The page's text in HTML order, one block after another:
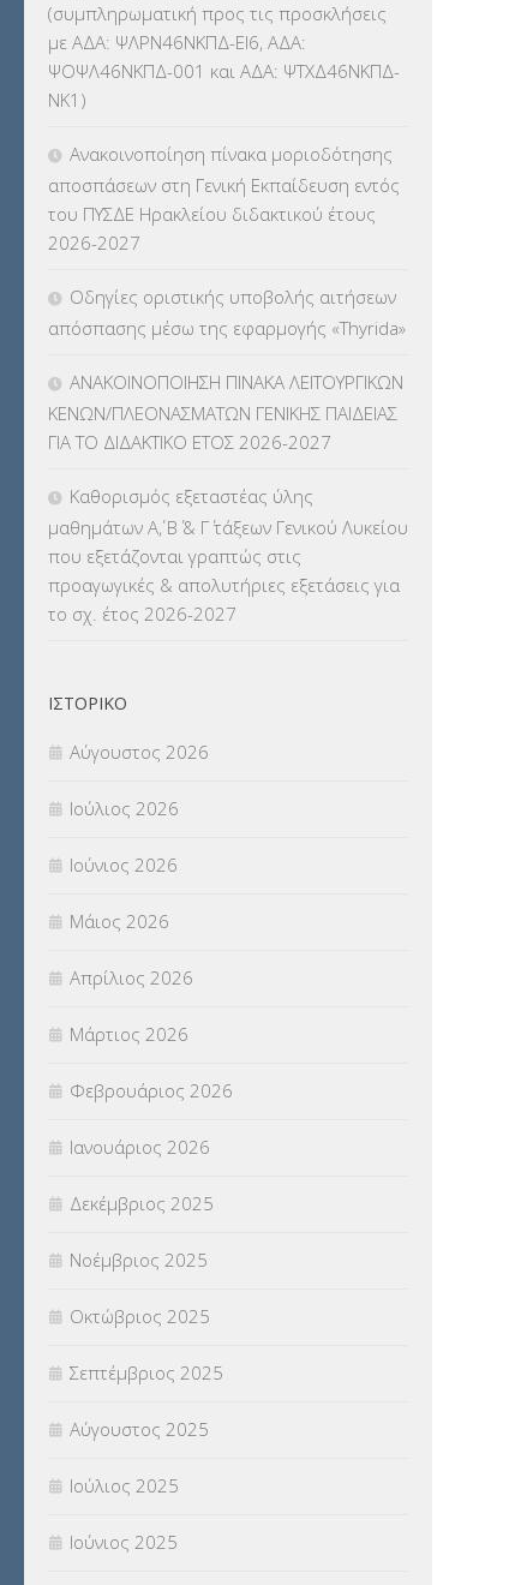
ΚΕΣΥ(60)
ΚΕΣΥΠ(109)
ΓΛΩΣΣΟΜΑΘΕΙΑΣ(135)
ΚΠπ- ΚΡΑΤΙΚΟ ΠΙΣΤΟΠΟΙΗΤΙΚΟ
ΠΛΗΡΟΦΟΡΙΚΗΣ
ΛΟΙΠΑ(309)
ΜΕΤΑΘΕΣΕΙΣ-ΤΟΠΟΘΕΤΗΣΕΙΣ
ΒΕΛΤΙΩΣΕΙΣ(319)
ΜΕΤΑΤΑΞΕΙΣ(87)
ΜΕΤΑΦΟΡΑ ΜΑΘΗΤΩΝ(3)
ΝΟΜΟΘΕΣΙΑ(66)
(18)
ΣΥΝΤΑΞΕΙΣ(12)
ΣΧΟΛΙΚΟΙ ΣΥΜΒΟΥΛΟΙ
ΥΠΕΡΑΡΙΘΜΟΙ(1)
ΥΠΟΤΡΟΦΙΕΣ(28)
ΦΥΣΙΚΗ ΑΓΩΓΗ(692)
Χωρίς κατηγορία
(συμπληρωματική προς τις προσκλήσεις
με ΑΔΑ: ΨΛΡΝ46ΝΚΠΔ-ΕΙ6, ΑΔΑ:
ΨΟΨΛ46ΝΚΠΔ-001 και ΑΔΑ: ΨΤΧΔ46ΝΚΠΔ-
ΝΚ1)
Ανακοινοποίηση πίνακα μοριοδότησης
αποσπάσεων στη Γενική Εκπαίδευση εντός
του ΠΥΣΔΕ Ηρακλείου διδακτικού έτους
2026-2027
Οδηγίες οριστικής υποβολής αιτήσεων
απόσπασης μέσω της εφαρμογής «Thyrida»
ΑΝΑΚΟΙΝΟΠΟΙΗΣΗ ΠΙΝΑΚΑ ΛΕΙΤΟΥΡΓΙΚΩΝ
ΚΕΝΩΝ/ΠΛΕΟΝΑΣΜΑΤΩΝ ΓΕΝΙΚΗΣ ΠΑΙΔΕΙΑΣ
ΓΙΑ ΤΟ ΔΙΔΑΚΤΙΚΟ ΕΤΟΣ 2026-2027
Καθορισμός εξεταστέας ύλης
μαθημάτων Α΄, Β΄ & Γ΄ τάξεων Γενικού Λυκείου
που εξετάζονται γραπτώς στις
προαγωγικές & απολυτήριες εξετάσεις για
το σχ. έτος 2026-2027
ΙΣΤΟΡΙΚΌ
Αύγουστος 2026
Ιούλιος 2026
Ιούνιος 2026
Μάιος 2026
Απρίλιος 2026
Μάρτιος 2026
Φεβρουάριος 2026
Ιανουάριος 2026
Δεκέμβριος 2025
Νοέμβριος 2025
Οκτώβριος 2025
Σεπτέμβριος 2025
Αύγουστος 2025
Ιούλιος 2025
Ιούνιος 2025